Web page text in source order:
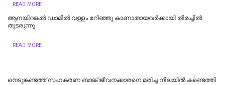
READ MORE
ആനയിറങ്കൽ ഡാമിൽ വള്ളം മറിഞ്ഞു കാണാതായവര്‍ക്കായി തിരച്ചിൽ
തുടരുന്നു
READ MORE
നെടുങ്കണ്ടത്ത് സഹകരണ ബാങ്ക് ജീവനക്കാരനെ മരിച്ച നിലയില്‍ കണ്ടെത്തി